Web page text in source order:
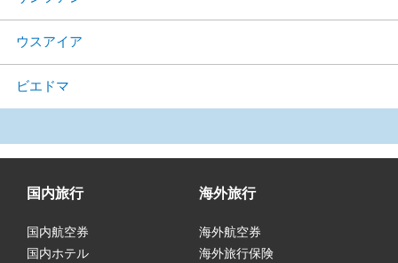
ウスアイア
ビエドマ
国内旅行
国内航空券
国内ホテル
海外旅行
海外航空券
海外旅行保険